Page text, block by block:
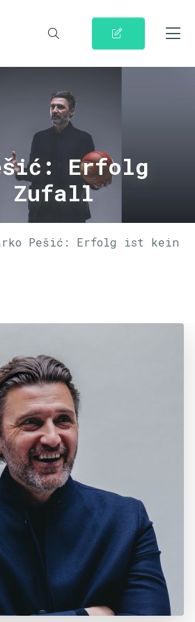
Erfolg
Zufall
Pešić: Erfolg ist kein